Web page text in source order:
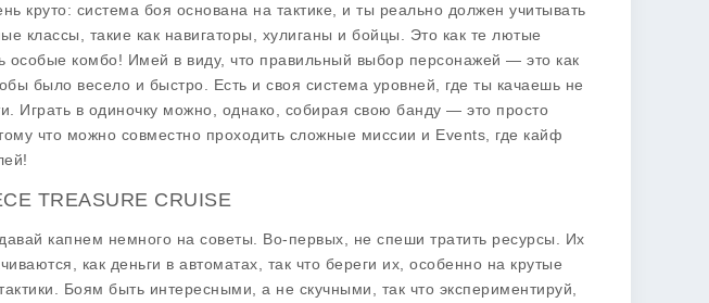
круто: система боя основана на тактике, и ты реально должен учитывать
классы, такие как навигаторы, хулиганы и бойцы. Это как те лютые
особые комбо! Имей в виду, что правильный выбор персонажей — это как
было весело и быстро. Есть и своя система уровней, где ты качаешь не
Играть в одиночку можно, однако, собирая свою банду — это просто
что можно совместно проходить сложные миссии и Events, где кайф
TREASURE CRUISE
капнем немного на советы. Во-первых, не спеши тратить ресурсы. Их
как деньги в автоматах, так что береги их, особенно на крутые
Боям быть интересными, а не скучными, так что экспериментируй,